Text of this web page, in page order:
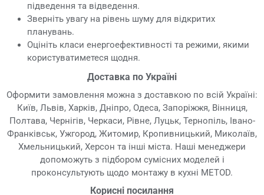
підведення та відведення.
Зверніть увагу на рівень шуму для відкритих
планувань.
Оцініть класи енергоефективності та режими, якими
користуватиметеся щодня.
Доставка по Україні
Оформити замовлення можна з доставкою по всій Україні:
Київ, Львів, Харків, Дніпро, Одеса, Запоріжжя, Вінниця,
Полтава, Чернігів, Черкаси, Рівне, Луцьк, Тернопіль, Івано-
Франківськ, Ужгород, Житомир, Кропивницький, Миколаїв,
Хмельницький, Херсон та інші міста. Наші менеджери
допоможуть з підбором сумісних моделей і
проконсультують щодо монтажу в кухні METOD.
Корисні посилання